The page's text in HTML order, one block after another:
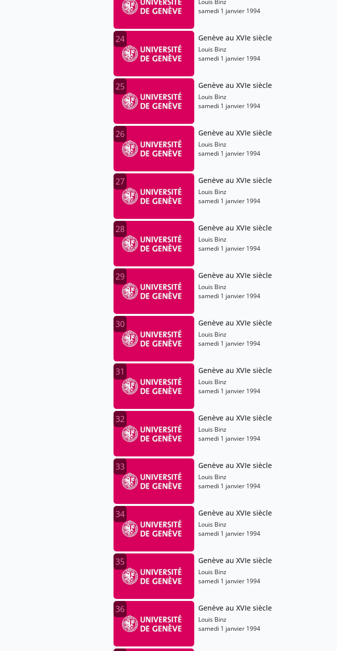
Louis Binz
samedi 1 janvier 1994
24 Genève au XVIe siècle
Louis Binz
samedi 1 janvier 1994
25 Genève au XVIe siècle
Louis Binz
samedi 1 janvier 1994
26 Genève au XVIe siècle
Louis Binz
samedi 1 janvier 1994
27 Genève au XVIe siècle
Louis Binz
samedi 1 janvier 1994
28 Genève au XVIe siècle
Louis Binz
samedi 1 janvier 1994
29 Genève au XVIe siècle
Louis Binz
samedi 1 janvier 1994
30 Genève au XVIe siècle
Louis Binz
samedi 1 janvier 1994
31 Genève au XVIe siècle
Louis Binz
samedi 1 janvier 1994
32 Genève au XVIe siècle
Louis Binz
samedi 1 janvier 1994
33 Genève au XVIe siècle
Louis Binz
samedi 1 janvier 1994
34 Genève au XVIe siècle
Louis Binz
samedi 1 janvier 1994
35 Genève au XVIe siècle
Louis Binz
samedi 1 janvier 1994
36 Genève au XVIe siècle
Louis Binz
samedi 1 janvier 1994